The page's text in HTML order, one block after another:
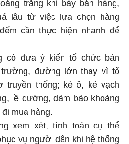
trắng khi bày bán hàng,
lâu từ việc lựa chọn hàng
cần thực hiện nhanh để
có đưa ý kiến tổ chức bán
đường lớn thay vì tổ
truyền thống; kẻ ô, kẻ vạch
lề đường, đảm bảo khoảng
mua hàng.
xem xét, tính toán cụ thể
vụ người dân khi hệ thống